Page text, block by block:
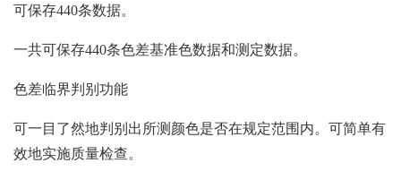
可保存440条数据。
一共可保存440条色差基准色数据和测定数据。
色差临界判别功能
可一目了然地判别出所测颜色是否在规定范围内。可简单有
效地实施质量检查。